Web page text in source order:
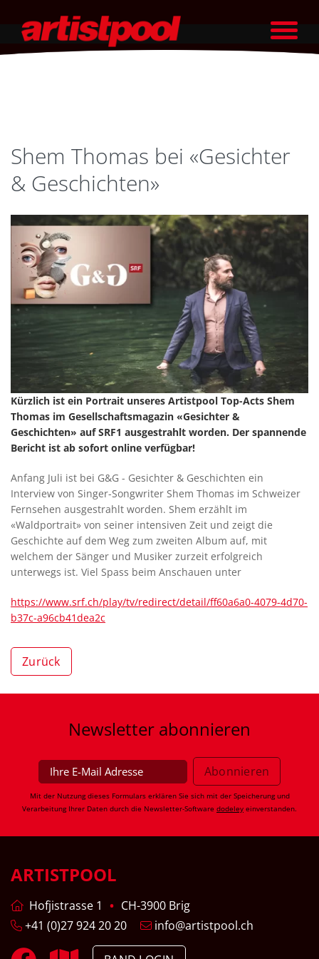
Shem Thomas bei «Gesichter
& Geschichten»
Kürzlich ist ein Portrait unseres Artistpool Top-Acts Shem
Thomas im Gesellschaftsmagazin «Gesichter &
Geschichten» auf SRF1 ausgestrahlt worden. Der spannende
Bericht ist ab sofort online verfügbar!
Anfang Juli ist bei G&G - Gesichter & Geschichten ein
Interview von Singer-Songwriter Shem Thomas im Schweizer
Fernsehen ausgestrahlt worden. Shem erzählt im
«Waldportrait» von seiner intensiven Zeit und zeigt die
Geschichte auf dem Weg zum zweiten Album auf, mit
welchem der Sänger und Musiker zurzeit erfolgreich
unterwegs ist. Viel Spass beim Anschauen unter
https://www.srf.ch/play/tv/redirect/detail/ff60a6a0-4079-4d70-
b37c-a96cb41dea2c
Zurück
Newsletter abonnieren
Mit der Nutzung dieses Formulars erklären Sie sich mit der Speicherung und
Verarbeitung Ihrer Daten durch die Newsletter-Software dodeley einverstanden.
ARTISTPOOL
Hofjistrasse 1
CH-3900 Brig
+41 (0)27 924 20 20
info@artistpool.ch